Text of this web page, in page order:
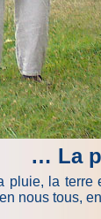
… La
la
nous tous,